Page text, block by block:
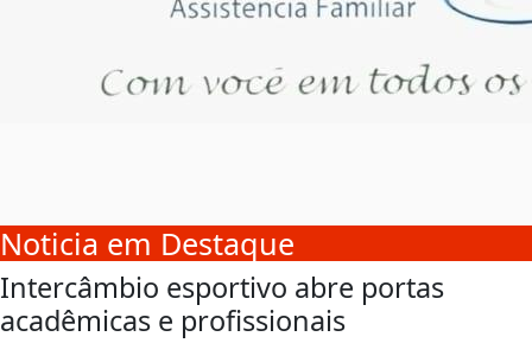
Noticia em Destaque
Intercâmbio esportivo abre portas
acadêmicas e profissionais